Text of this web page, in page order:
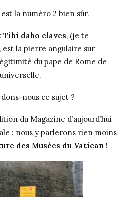
la numéro 2 bien sûr.
Tibi dabo claves, (je te
est la pierre angulaire sur
du pape de Rome de
nous ce sujet ?
du Magazine d’aujourd’hui
: nous y parlerons rien moins
des Musées du Vatican !